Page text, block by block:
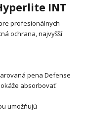
INT
profesionálnych
ochrana, najvyšší
pena Defense
absorbovať
umožňujú